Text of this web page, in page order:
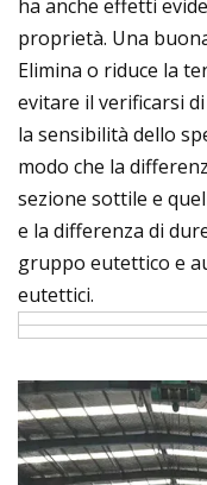
ha anche effetti
proprietà. Una
Elimina o riduce la
evitare il verificarsi
la sensibilità dello
modo che la
sezione sottile e
e la differenza di
gruppo eutettico e
eutettici.